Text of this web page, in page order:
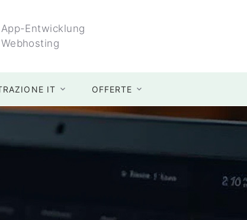
App-Entwicklung
Webhosting
IT OFFERTE